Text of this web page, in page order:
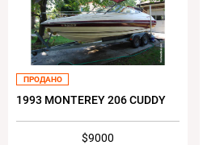
ПРОДАНО
1993 MONTEREY 206 CUDDY
$9000